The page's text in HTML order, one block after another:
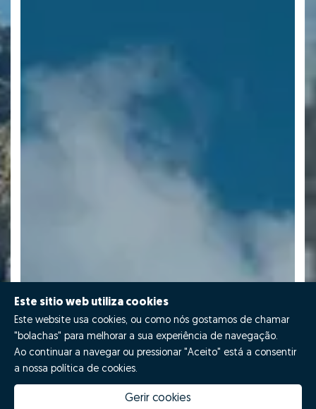
Este sitio web utiliza cookies
Este website usa cookies, ou como nós gostamos de chamar
"bolachas" para melhorar a sua experiência de navegação.
Ao continuar a navegar ou pressionar "Aceito" está a consentir
a nossa política de cookies.
Gerir cookies